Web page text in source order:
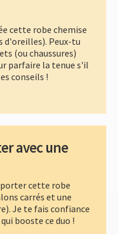
cette robe chemise
d'oreilles). Peux-tu
(ou chaussures)
parfaire la tenue s'il
conseils !
avec une
porter cette robe
carrés et une
Je te fais confiance
booste ce duo !